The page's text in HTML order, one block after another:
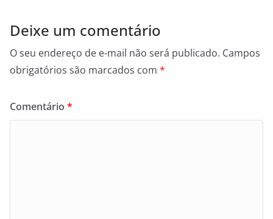
Deixe um comentário
O seu endereço de e-mail não será publicado. Campos
obrigatórios são marcados com *
Comentário *